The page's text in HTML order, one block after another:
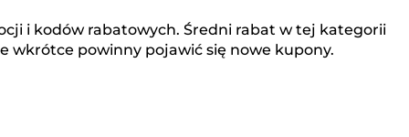
i kodów rabatowych. Średni rabat w tej kategorii
wkrótce powinny pojawić się nowe kupony.